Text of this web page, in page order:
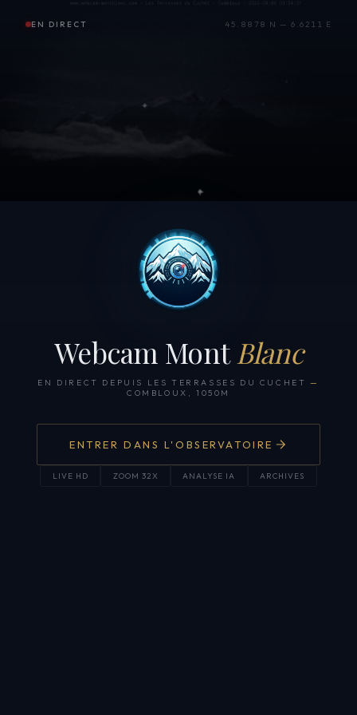
EN DIRECT 45.8878 N — 6.6211 E
Webcam Mont Blanc
EN DIRECT DEPUIS LES TERRASSES DU CUCHET —
COMBLOUX, 1050M
ENTRER DANS L'OBSERVATOIRE
LIVE HD ZOOM 32X ANALYSE IA ARCHIVES